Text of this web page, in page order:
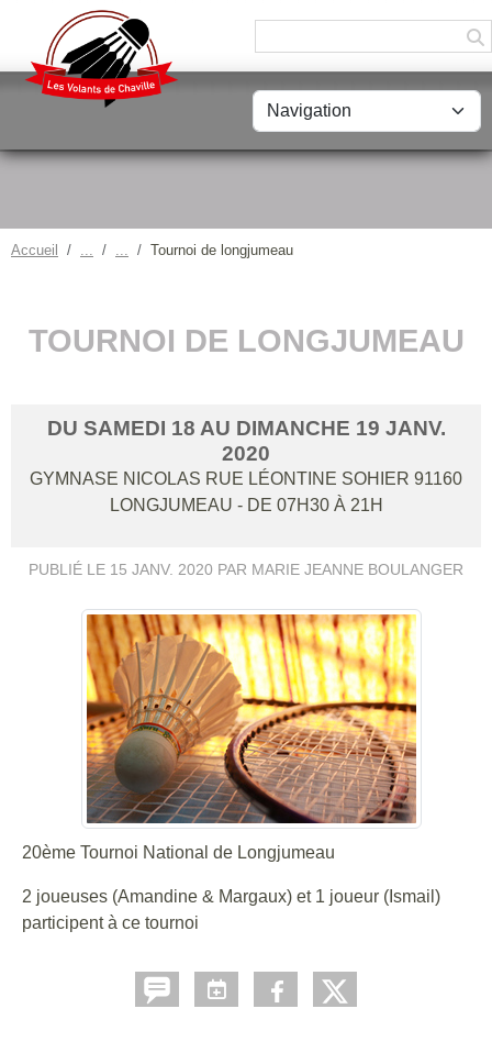
Accueil Tournoi de longjumeau
TOURNOI DE LONGJUMEAU
DU SAMEDI 18 AU DIMANCHE 19 JANV.
2020
GYMNASE NICOLAS RUE LÉONTINE SOHIER 91160
LONGJUMEAU - DE 07H30 À 21H
PUBLIÉ LE 15 JANV. 2020 PAR MARIE JEANNE BOULANGER
20ème Tournoi National de Longjumeau
2 joueuses (Amandine & Margaux) et 1 joueur (Ismail)
participent à ce tournoi
Panneau de gestion des cookies